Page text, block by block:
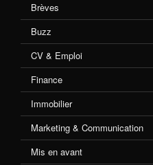
Brèves
Buzz
CV & Emploi
Finance
Immobilier
Marketing & Communication
Mis en avant